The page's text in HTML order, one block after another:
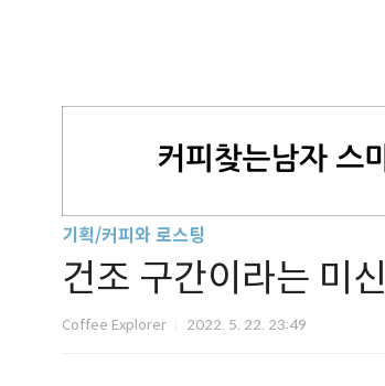
기획/커피와 로스팅
건조 구간이라는 미신
Coffee Explorer 2022. 5. 22. 23:49